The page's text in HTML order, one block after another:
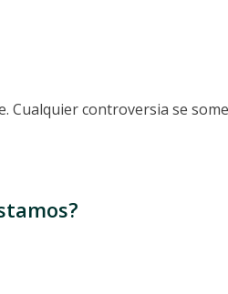
controversia se